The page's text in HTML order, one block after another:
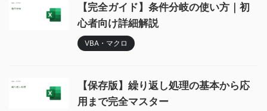
【完全ガイド】条件分岐の使い方｜初
心者向け詳細解説
VBA・マクロ
【保存版】繰り返し処理の基本から応
用まで完全マスター